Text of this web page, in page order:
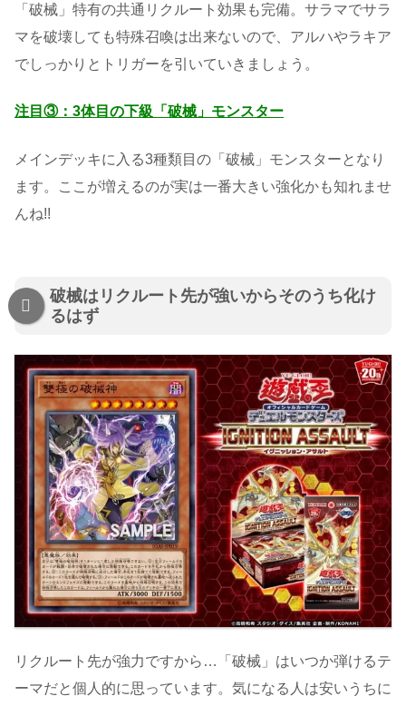
「破械」特有の共通リクルート効果も完備。サラマでサラ
マを破壊しても特殊召喚は出来ないので、アルハやラキア
でしっかりとトリガーを引いていきましょう。
注目③：3体目の下級「破械」モンスター
メインデッキに入る3種類目の「破械」モンスターとなり
ます。ここが増えるのが実は一番大きい強化かも知れませ
んね!!
破械はリクルート先が強いからそのうち化け
るはず
リクルート先が強力ですから…「破械」はいつか弾けるテ
ーマだと個人的に思っています。気になる人は安いうちに